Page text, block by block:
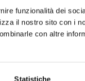
funzionalità dei
il nostro sito con i
con altre
Statistiche